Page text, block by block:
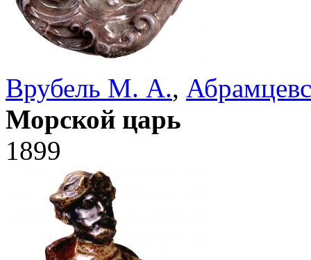
Врубель М. А.,
Морской царь
1899